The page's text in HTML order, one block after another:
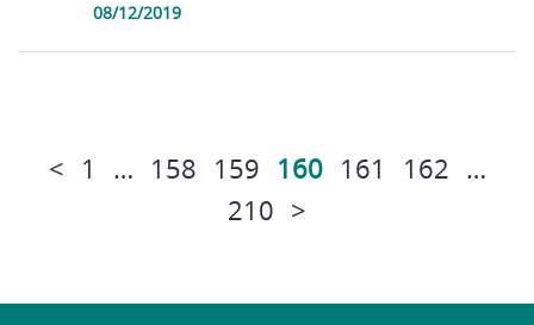
08/12/2019
< 1 … 158 159 160 161 162 …
210 >